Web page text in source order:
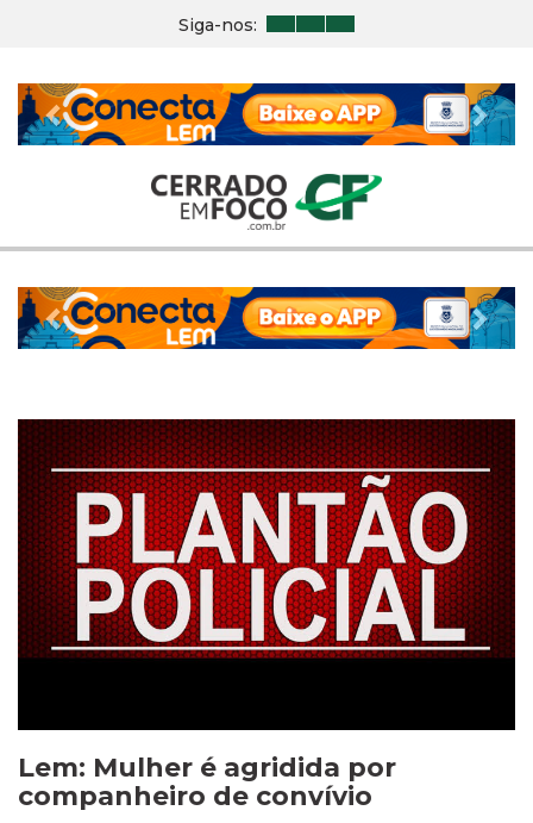
Siga-nos:
Previous Next
Previous Next
Lem: Mulher é agridida por
companheiro de convívio